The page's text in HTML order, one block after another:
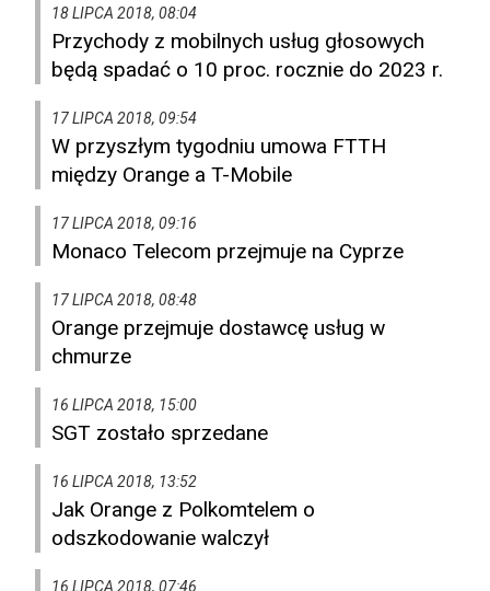
18 LIPCA 2018, 08:04
Przychody z mobilnych usług głosowych
będą spadać o 10 proc. rocznie do 2023 r.
17 LIPCA 2018, 09:54
W przyszłym tygodniu umowa FTTH
między Orange a T-Mobile
17 LIPCA 2018, 09:16
Monaco Telecom przejmuje na Cyprze
17 LIPCA 2018, 08:48
Orange przejmuje dostawcę usług w
chmurze
16 LIPCA 2018, 15:00
SGT zostało sprzedane
16 LIPCA 2018, 13:52
Jak Orange z Polkomtelem o
odszkodowanie walczył
16 LIPCA 2018, 07:46